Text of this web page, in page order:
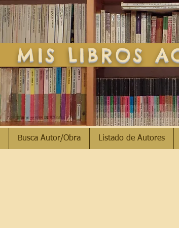
MIS LIBROS
Busca Autor/Obra Listado de Autores